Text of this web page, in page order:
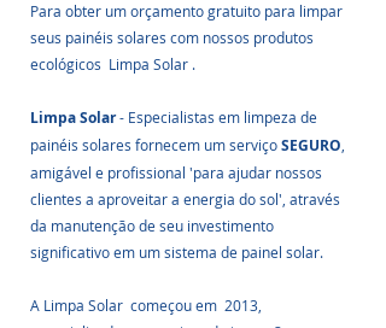
Para obter um orçamento gratuito para limpar
seus painéis solares com nossos produtos
ecológicos  Limpa Solar .
Limpa Solar - Especialistas em limpeza de
painéis solares fornecem um serviço SEGURO,
amigável e profissional 'para ajudar nossos
clientes a aproveitar a energia do sol', através
da manutenção de seu investimento
significativo em um sistema de painel solar.
A Limpa Solar  começou em  2013,